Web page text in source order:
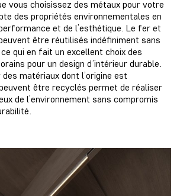
vous choisissez des métaux pour votre
des propriétés environnementales en
et de l’esthétique. Le fer et
être réutilisés indéfiniment sans
qui en fait un excellent choix des
pour un design d’intérieur durable.
matériaux dont l’origine est
être recyclés permet de réaliser
de l’environnement sans compromis